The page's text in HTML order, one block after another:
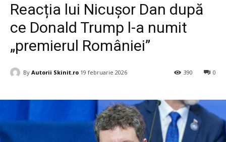
Reacția lui Nicușor Dan după
ce Donald Trump l-a numit
„premierul României”
By Autorii Skinit.ro 19 februarie 2026 0
390